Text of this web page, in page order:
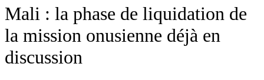
Mali : la phase de liquidation de
la mission onusienne déjà en
discussion